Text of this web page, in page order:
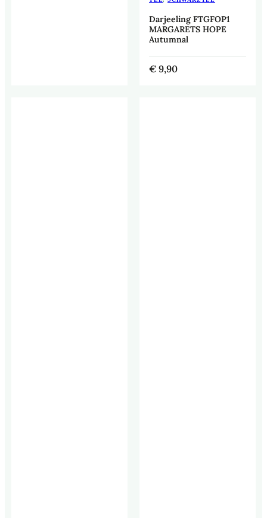
Darjeeling FTGFOP1
MARGARETS HOPE
Autumnal
€ 9,90